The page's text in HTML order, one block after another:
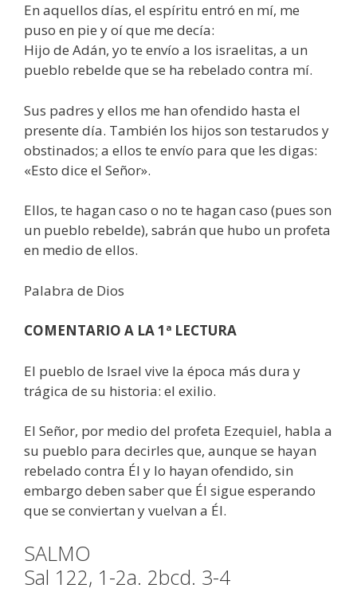
En aquellos días, el espíritu entró en mí, me
puso en pie y oí que me decía:
Hijo de Adán, yo te envío a los israelitas, a un
pueblo rebelde que se ha rebelado contra mí.
Sus padres y ellos me han ofendido hasta el
presente día. También los hijos son testarudos y
obstinados; a ellos te envío para que les digas:
«Esto dice el Señor».
Ellos, te hagan caso o no te hagan caso (pues son
un pueblo rebelde), sabrán que hubo un profeta
en medio de ellos.
Palabra de Dios
COMENTARIO A LA 1ª LECTURA
El pueblo de Israel vive la época más dura y
trágica de su historia: el exilio.
El Señor, por medio del profeta Ezequiel, habla a
su pueblo para decirles que, aunque se hayan
rebelado contra Él y lo hayan ofendido, sin
embargo deben saber que Él sigue esperando
que se conviertan y vuelvan a Él.
SALMO
Sal 122, 1-2a. 2bcd. 3-4